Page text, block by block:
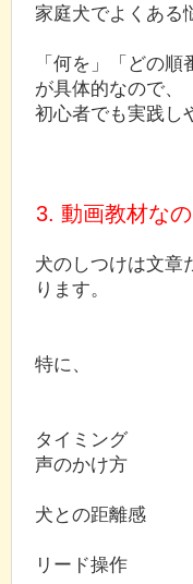
家庭犬でよくある
「何を」「どの
が具体的なので、
初心者でも実践し
3. 動画教材な
犬のしつけは文章
ります。
特に、
タイミング
声のかけ方
犬との距離感
リード操作